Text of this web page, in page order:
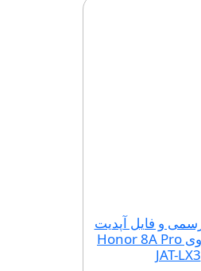
رسمی و فایل آپدیت
گوشی هواوی Honor 8A Pro
JAT-LX3